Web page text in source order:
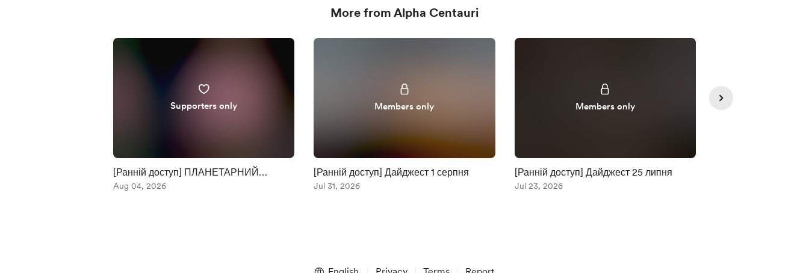
More from Alpha Centauri
Supporters only
[Ранній доступ] ПЛАНЕТАРНИЙ
ЗАХИСТ. ФІЛЬМ NASA
Aug 04, 2026
Members only
[Ранній доступ] Дайджест 1 серпня
Jul 31, 2026
Members only
[Ранній доступ] Дайджест 25 липня
Jul 23, 2026